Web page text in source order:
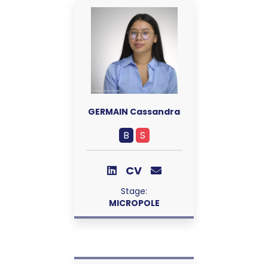
GERMAIN Cassandra
B S
CV
Stage:
MICROPOLE